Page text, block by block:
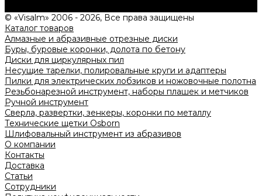
© «Visalm» 2006 - 2026, Все права защищены
Каталог товаров
Алмазные и абразивные отрезные диски
Буры, буровые коронки, долота по бетону
Диски для циркулярных пил
Несущие тарелки, полировальные круги и адаптеры
Пилки для электрических лобзиков и ножовочные полотна
Резьбонарезной инструмент, наборы плашек и метчиков
Ручной инструмент
Сверла, развертки, зенкеры, коронки по металлу
Технические щетки Osborn
Шлифовальный инструмент из абразивов
О компании
Контакты
Доставка
Статьи
Сотрудники